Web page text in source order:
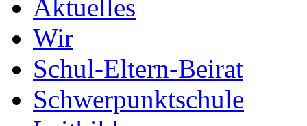
Aktuelles
Wir
Schul-Eltern-Beirat
Schwerpunktschule